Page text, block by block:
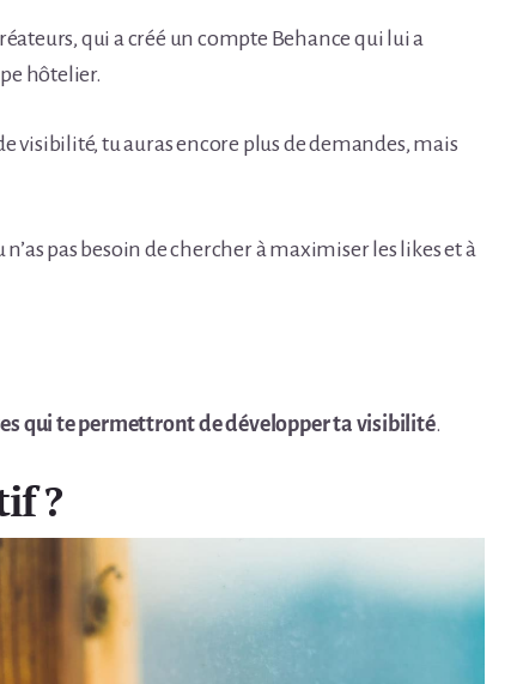
qui a créé un compte Behance qui lui a
hôtelier.
visibilité, tu auras encore plus de demandes, mais
n’as pas besoin de chercher à maximiser les likes et à
qui te permettront de développer ta visibilité.
?